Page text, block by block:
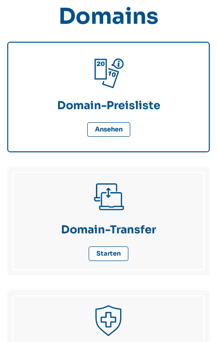
Domains
Domain-Preisliste
Ansehen
Domain-Transfer
Starten